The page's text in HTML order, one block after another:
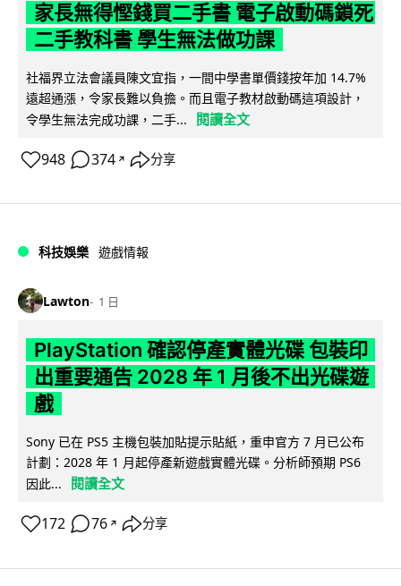
家長無得慳錢買二手書 電子啟動碼鎖死
二手教科書 學生無法做功課
社福界立法會議員陳文宜指，一間中學書單價錢按年加 14.7%
遠超通漲，令家長難以負擔。而且電子教材啟動碼這項設計，
令學生無法完成功課，二手...
閱讀全文
948 374 ↗ 分享
科技娛樂 遊戲情報
Lawton 1 日
PlayStation 確認停產實體光碟 包裝印
出重要通告 2028 年 1 月後不出光碟遊
戲
Sony 已在 PS5 主機包裝加貼提示貼紙，重申官方 7 月已公布
計劃：2028 年 1 月起停產新遊戲實體光碟。分析師預期 PS6
因此...
閱讀全文
172 76 ↗ 分享